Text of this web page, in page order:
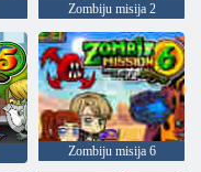
Zombiju misija 2
Zombiju misija 6